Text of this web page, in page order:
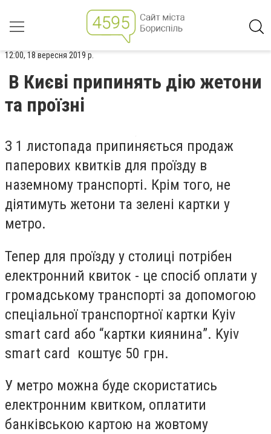
12:00, 18 вересня 2019 р.
В Києві припинять дію жетони
та проїзні
З 1 листопада припиняється продаж
паперових квитків для проїзду в
наземному транспорті. Крім того, не
діятимуть жетони та зелені картки у
метро.
Тепер для проїзду у столиці потрібен
електронний квиток - це спосіб оплати у
громадському транспорті за допомогою
спеціальної транспортної картки Kyiv
smart card або “картки киянина”. Kyiv
smart card коштує 50 грн.
У метро можна буде скористатись
електронним квитком, оплатити
банківською картою на жовтому